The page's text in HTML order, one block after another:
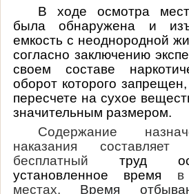
В ходе осмотра
была обнаружена и
емкость с неоднородной
согласно заключению
своем составе
оборот которого
пересчете на сухое
значительным размером.
Содержание
наказания составляет
бесплатный труд
установленное время в
местах. Время